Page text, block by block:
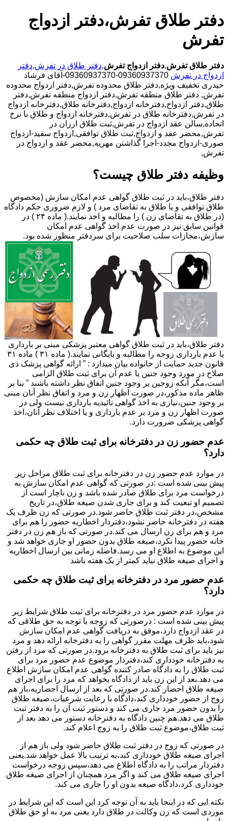
دفتر طلاق تفرش،دفتر ازدواج
تفرش
دفتر طلاق تفرش,دفتر ازدواج تفرش,دفتر طلاق در تفرش,دفتر
ازدواج در تفرش
09360937370-09360937370-آقای فرشاد
حیدری تخفیف ویژه,دفتر طلاق محدوده تفرش,دفتر ازدواج محدوده
تفرش, دفتر طلاق منطقه تفرش,دفتر ازدواج منطقه تفرش,دفتر
طلاق,دفتر ازدواج,دفترخانه ازدواج,دفترخانه طلاق,دفترخانه ازدواج
در تفرش,دفترخانه طلاق در تفرش,دفترخانه ازدواج و طلاق با نرخ
اتحاده,سالن عقد ازدواج در تفرش,ثبت طلاق ارزان در
تفرش,محضر عقد و ازدواج,ثبت طلاق توافقی,ازدواج سفید-ازدواج
صوری-ازدواج مجدد-اجرا گذاشتن مهریه,محضر عقد و ازدواج در
تفرش,
وظیفه دفتر طلاق چیست؟
دفتر طلاق،باید در ثبت طلاق گواهی عدم امکان سازش (مخصوص
طلاق توافقی و یا طلاق به تقاضای مرد ) و لازم ضروری حکم دادگاه
(در طلاق به تقاضای زن ) را مطالبه و اخذ نمایند.( ماده ۲۴ ) در
قوانین سابق نیز در صورت عدم اخذ گواهی عدم امکان
سازش،مجازات سلب صلاحیت برای سردفتر منظور شده بود.
دفتر طلاق،باید در ثبت طلاق گواهی معتبر پزشکی مبنی بر بارداری
یا عدم بارداری زوجه را مطالبه و بایگانی نمایند.( ماده ۳۱ ) ماده ۳۱
قانون جدید حمایت از خانواده بیان میدارد : ” ارائه گواهی پزشک ذی
صلاح در مورد وجود جنین یا عدم آن برای ثبت طلاق الزامی
است،مگر آنکه زوجین بر وجود جنین اتفاق نظر داشته باشند ” بنا بر
ظاهر ماده مذکور،در صورت اظهار زن و مرد و اتفاق نظر آنان مبنی
بر وجود جنین،نیازی به اخذ گواهی تائیدیه بارداری نیست ولی در
صورت اظهار زن و مرد بر عدم بارداری و یا اختلاف نظر آنان،اخذ
گواهی پزشکی ضرورت دارد.
عدم حضور زن در دفترخانه برای ثبت طلاق چه حکمی
دارد؟
در موارد عدم حضور زن در دفترخانه برای ثبت طلاق مراحل زیر
پیش بینی شده است :در صورتی که گواهی عدم امکان سازش به
درخواست مرد برای طلاق صادر شده باشد و زن ناچار است از
تصمیم او تبعیت کند و برای جاری شدن صیغه طلاق،در تاریخ
مشخص،در دفتر ثبت طلاق حاضر شود.در صورتی که زن ظرف یک
هفته در دفترخانه حاضر نشود،دفتردار اخطاریه حضور را هم برای
مرد و هم برای زن ارسال می کند.در صورتی که باز هم زن در دفتر
خانه حضور پیدا نکرد،صیغه طلاق بدون حضور او جاری خواهد شد و
این موضوع به اطلاع او می رسد.فاصله زمانی بین ارسال اخطاریه
و اجرای صیغه طلاق نباید کمتر از یک هفته باشد
عدم حضور مرد در دفترخانه برای ثبت طلاق چه حکمی
دارد؟
در موارد عدم حضور مرد در دفترخانه برای ثبت طلاق شرایط زیر
پیش بینی شده است : درصورتی که زوجه با توجه به حق طلاقی که
در عقد ازدواج دارد،موفق به دریافت گواهی عدم امکان سازش
شود،باید ظرف مهلت مقرر گواهی را به دفترخانه ارائه دهد و مرد
نیز باید برای ثبت طلاق به دفترخانه برود.در صورتی که مرد از رفتن
به دفترخانه خودداری کند،دفتردار موضوع عدم حضور مرد برای
ثبت طلاق را به دادگاه صادر کننده گواهی عدم امکان سازش اطلاع
می دهد.بعد از این زن باید از دادگاه بخواهد که مرد را برای اجرای
صیغه طلاق احضار کند.در صورتی که بعد از ارسال احضاریه،باز هم
زوج از حضور خودداری کند،دادگاه با رعایت شرعیات،صیغه طلاق
را بدون حضور مرد جاری می کند و دستور ثبت آن را به دفتر ثبت
طلاق می دهد.هم چنین دادگاه به دفترخانه دستور می دهد بعد از
ثبت طلاق،موضوع ثبت طلاق را به زوج اعلام کند.
در صورتی که زوج در دفتر ثبت طلاق حاضر شود ولی باز هم از
اجرای صیغه طلاق خودداری کند،به ترتیب بالا عمل خواهد شد.یعنی
دفتردار مراتب را به دادگاه اطلاع می دهد،سپس زوجه درخواست
اجرای صیغه طلاق می کند و اگر مرد همچنان از اجرای صیغه طلاق
خودداری کرد،دادگاه صیغه بدون او را جاری می کند.
نکته ایی که در اینجا باید به آن توجه کرد این است که این شرایط در
موردی است که زن وکالت در طلاق دارد یعنی مرد به او حق طلاق